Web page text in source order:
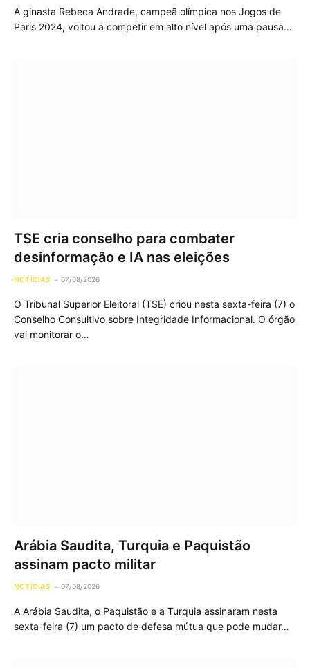
A ginasta Rebeca Andrade, campeã olímpica nos Jogos de
Paris 2024, voltou a competir em alto nível após uma pausa…
TSE cria conselho para combater
desinformação e IA nas eleições
NOTÍCIAS 07/08/2026
O Tribunal Superior Eleitoral (TSE) criou nesta sexta-feira (7) o
Conselho Consultivo sobre Integridade Informacional. O órgão
vai monitorar o…
Arábia Saudita, Turquia e Paquistão
assinam pacto militar
NOTÍCIAS 07/08/2026
A Arábia Saudita, o Paquistão e a Turquia assinaram nesta
sexta-feira (7) um pacto de defesa mútua que pode mudar…